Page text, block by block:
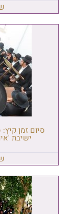
סיום זמן
ישיבת